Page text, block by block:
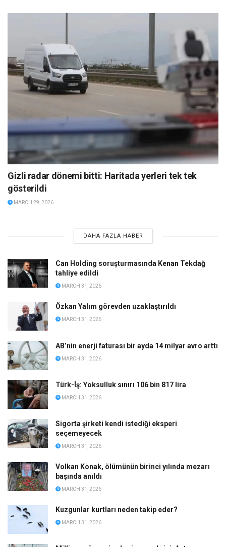
Gizli radar dönemi bitti: Haritada yerleri tek tek
gösterildi
MARCH 29, 2026
DAHA FAZLA HABER
Can Holding soruşturmasında Kenan Tekdağ
tahliye edildi
MARCH 31, 2026
Özkan Yalım görevden uzaklaştırıldı
MARCH 31, 2026
AB’nin enerji faturası bir ayda 14 milyar avro arttı
MARCH 31, 2026
Türk-İş: Yoksulluk sınırı 106 bin 817 lira
MARCH 31, 2026
Sigorta şirketi kendi istediği eksperi
seçemeyecek
MARCH 31, 2026
Volkan Konak, ölümünün birinci yılında mezarı
başında anıldı
MARCH 31, 2026
Kuzgunlar kurtları neden takip eder?
MARCH 31, 2026